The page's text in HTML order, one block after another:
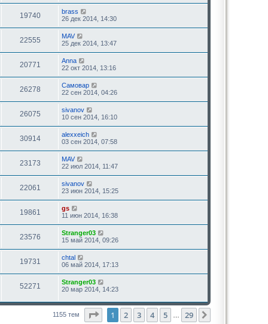
19740
brass
26 дек 2014, 14:30
22555
MAV
25 дек 2014, 13:47
20771
Anna
22 окт 2014, 13:16
26278
Самовар
22 сен 2014, 04:26
26075
sivanov
10 сен 2014, 16:10
30914
alexxeich
03 сен 2014, 07:58
23173
MAV
22 июл 2014, 11:47
22061
sivanov
23 июн 2014, 15:25
19861
gs
11 июн 2014, 16:38
23576
Stranger03
15 май 2014, 09:26
19731
chtal
06 май 2014, 17:13
52271
Stranger03
20 мар 2014, 14:23
1155 тем Страница1 из 29
1 2 3 4 5 29